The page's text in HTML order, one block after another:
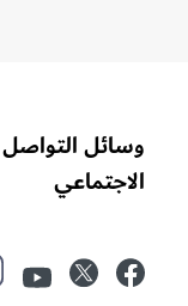
وسائل التواصل
الاجتماعي